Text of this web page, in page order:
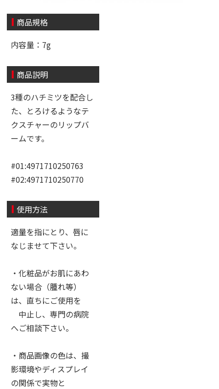
商品規格
内容量：7g
商品説明
3種のハチミツを配合し
た、とろけるようなテ
クスチャーのリップバ
ームです。
#01:4971710250763
#02:4971710250770
使用方法
適量を指にとり、唇に
なじませて下さい。
・化粧品がお肌にあわ
ない場合（腫れ等）
は、直ちにご使用を
中止し、専門の病院
へご相談下さい。
・商品画像の色は、撮
影環境やディスプレイ
の関係で実物と